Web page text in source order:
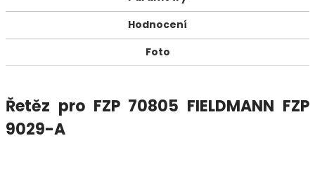
Hodnocení
Foto
Řetěz pro FZP 70805 FIELDMANN FZP
9029-A